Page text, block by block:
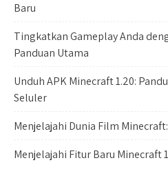
Baru
Tingkatkan Gameplay Anda
Panduan Utama
Unduh APK Minecraft 1.20:
Seluler
Menjelajahi Dunia Film
Menjelajahi Fitur Baru Minecraft